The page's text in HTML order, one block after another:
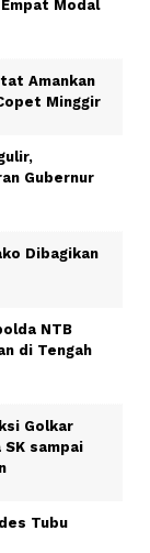
Modal
Amankan
Minggir
Gubernur
Dibagikan
NTB
di Tengah
Golkar
sampai
Tubu